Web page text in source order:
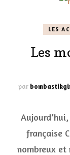
LES
Les
par
française
nombreux et